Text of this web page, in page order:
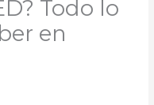
Todo lo
en